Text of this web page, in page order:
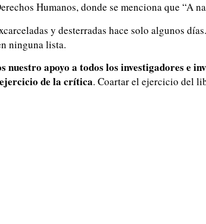
Humanos, donde se menciona que “A
y desterradas hace solo algunos
ninguna lista.
nuestro apoyo a todos los investigadores e
de la crítica. Coartar el ejercicio del